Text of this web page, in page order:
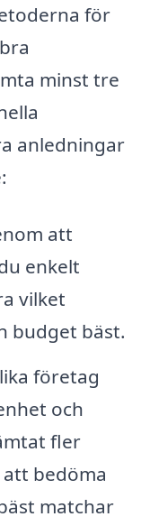
för
minst tre
anledningar
att
enkelt
vilket
budget bäst.
företag
och
fler
bedöma
matchar